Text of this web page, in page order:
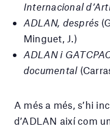
Internacional
ADLAN, després
Minguet, J.)
ADLAN i
documental
A més a més, s’hi
d’ADLAN així com